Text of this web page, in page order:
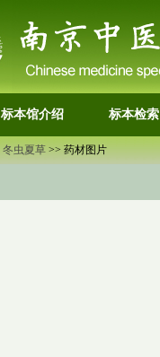
标本馆介绍 标本检索
冬虫夏草 >> 药材图片